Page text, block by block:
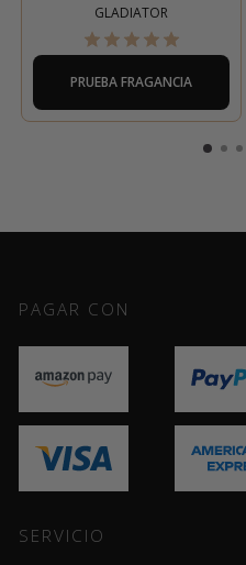
GLADIATOR
PRUEBA FRAGANCIA
PAGAR CON
SERVICIO